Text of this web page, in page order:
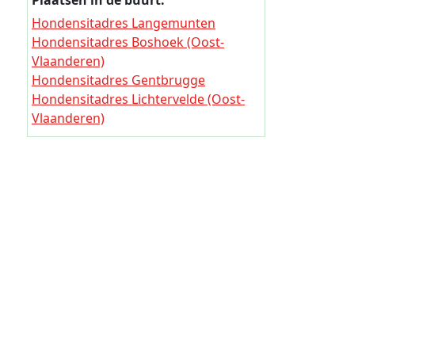
Hondensitadres Langemunten
Hondensitadres Boshoek (Oost-
Vlaanderen)
Hondensitadres Gentbrugge
Hondensitadres Lichtervelde (Oost-
Vlaanderen)
Hondensitadres Waalputte